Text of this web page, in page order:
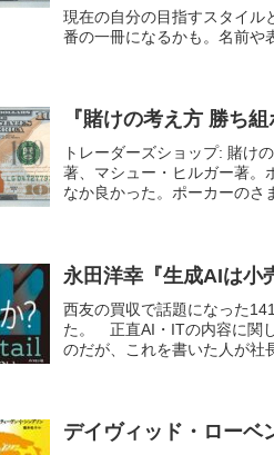
現在の自分の目指すスタイル
番の一冊になるかも。名前や
『賭けの考え方 勝ち
トレーダーズショップ: 賭け
著、マシュー・ヒルガー著。
なか良かった。ポーカーのさ
永田洋幸『生成AIは
西友の買収で話題になった
た。 正直AI・ITの内容に関
のだが、これを書いた人が社
デイヴィッド・ロー